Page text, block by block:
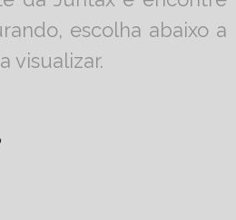
escolha abaixo a
visualizar.